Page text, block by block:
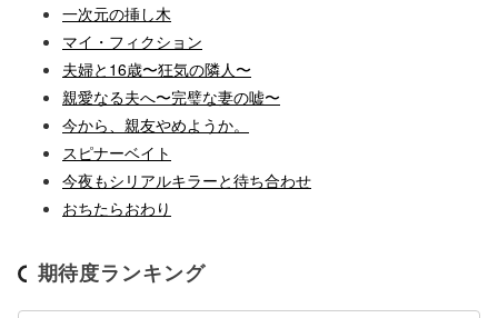
一次元の挿し木
マイ・フィクション
夫婦と16歳〜狂気の隣人〜
親愛なる夫へ〜完璧な妻の嘘〜
今から、親友やめようか。
スピナーベイト
今夜もシリアルキラーと待ち合わせ
おちたらおわり
期待度ランキング